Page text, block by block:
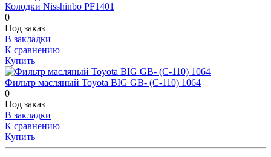
Колодки Nisshinbo PF1401
0
Под заказ
В закладки
К сравнению
Купить
Фильтр масляный Toyota BIG GB- (C-110) 1064
0
Под заказ
В закладки
К сравнению
Купить